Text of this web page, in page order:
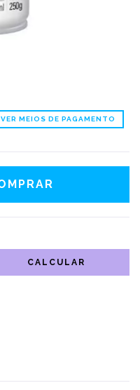
VER MEIOS DE PAGAMENTO
CALCULAR